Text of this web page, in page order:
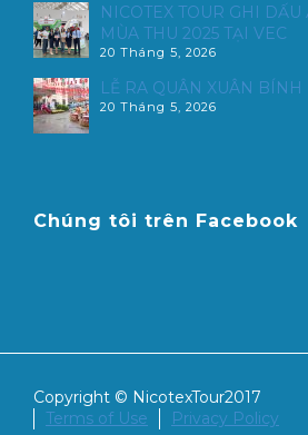
NICOTEX TOUR GHI
MÙA THU 2025 TẠI VEC
20 Tháng 5, 2026
LỄ RA QUÂN XUÂN BÍNH
20 Tháng 5, 2026
Chúng tôi trên Facebook
Copyright © NicotexTour2017
Terms of Use
Privacy Policy